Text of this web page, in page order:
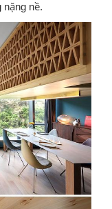
nặng nề.